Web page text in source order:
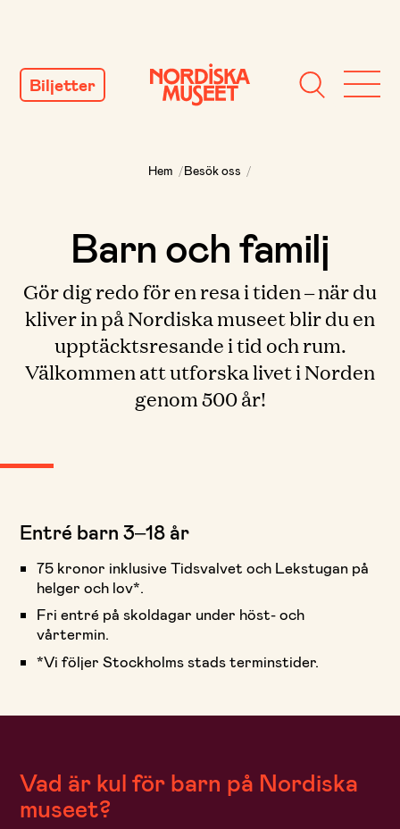
INNEHÅLL
Biljetter
Hem /Besök oss /
Barn och familj
Gör dig redo för en resa i tiden – när du
kliver in på Nordiska museet blir du en
upptäcktsresande i tid och rum.
Välkommen att utforska livet i Norden
genom 500 år!
Entré barn 3–18 år
75 kronor inklusive Tidsvalvet och Lekstugan på
helger och lov*.
Fri entré på skoldagar under höst- och
vårtermin.
*Vi följer Stockholms stads terminstider.
Vad är kul för barn på Nordiska
museet?